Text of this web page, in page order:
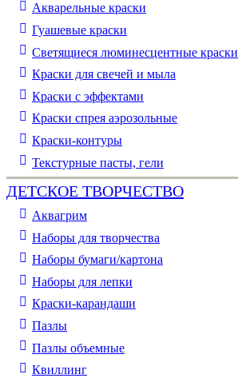
Акварельные краски
Гуашевые краски
Светящиеся люминесцентные краски
Краски для свечей и мыла
Краски с эффектами
Краски спрея аэрозольные
Краски-контуры
Текстурные пасты, гели
ДЕТСКОЕ ТВОРЧЕСТВО
Аквагрим
Наборы для творчества
Наборы бумаги/картона
Наборы для лепки
Краски-карандаши
Пазлы
Пазлы объемные
Квиллинг